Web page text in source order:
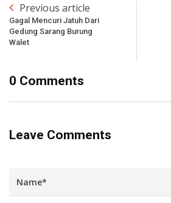
Previous article
Gagal Mencuri Jatuh Dari
Gedung Sarang Burung
Walet
0 Comments
Leave Comments